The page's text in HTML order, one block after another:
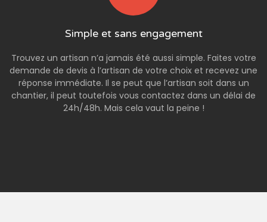
Simple et sans engagement
Trouvez un artisan n’a jamais été aussi simple. Faites votre
demande de devis à l’artisan de votre choix et recevez une
réponse immédiate. Il se peut que l’artisan soit dans un
chantier, il peut toutefois vous contactez dans un délai de
24h/48h. Mais cela vaut la peine !